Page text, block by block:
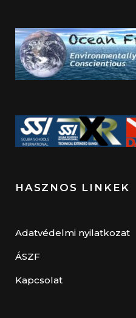
HASZNOS LINKEK
Adatvédelmi nyilatkozat
ÁSZF
Kapcsolat